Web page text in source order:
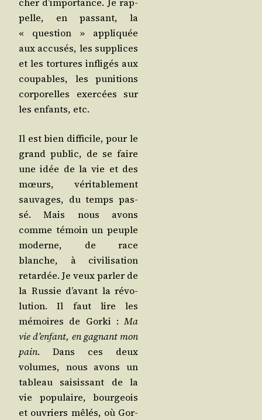
pelle, en pas­sant, la
« ques­tion » appli­quée
aux accu­sés, les sup­plices
et les tor­tures infli­gés aux
cou­pables, les puni­tions
cor­po­relles exer­cées sur
les enfants, etc.
Il est bien dif­fi­cile, pour le
grand public, de se faire
une idée de la vie et des
mœurs, véri­ta­ble­ment
sau­vages, du temps pas­
sé. Mais nous avons
comme témoin un peuple
moderne, de race
blanche, à civi­li­sa­tion
retar­dée. Je veux par­ler de
la Rus­sie d’a­vant la révo­
lu­tion. Il faut lire les
mémoires de Gor­ki :Ma
vie d’en­fant, en gagnant mon
pain. Dans ces deux
volumes, nous avons un
tableau sai­sis­sant de la
vie popu­laire, bour­geois
et ouvriers mêlés, où Gor­